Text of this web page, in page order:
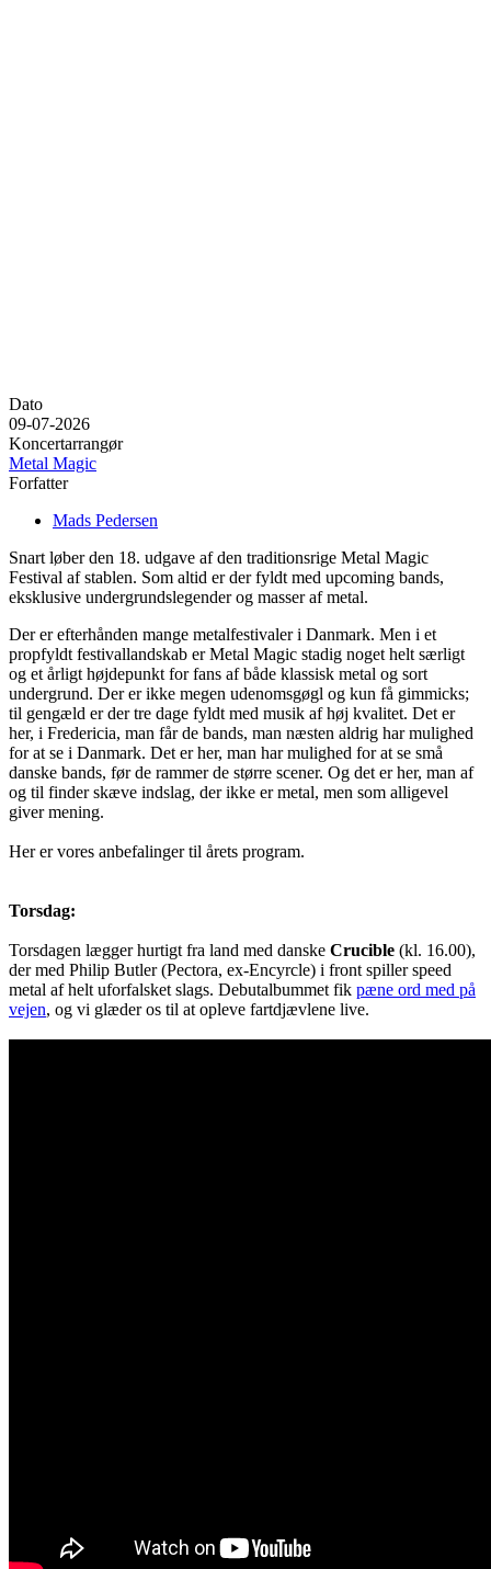
Dato
09-07-2026
Koncertarrangør
Metal Magic
Forfatter
Mads Pedersen
Snart løber den 18. udgave af den traditionsrige Metal Magic
Festival af stablen. Som altid er der fyldt med upcoming bands,
eksklusive undergrundslegender og masser af metal.
Der er efterhånden mange metalfestivaler i Danmark. Men i et
propfyldt festivallandskab er Metal Magic stadig noget helt særligt
og et årligt højdepunkt for fans af både klassisk metal og sort
undergrund. Der er ikke megen udenomsgøgl og kun få gimmicks;
til gengæld er der tre dage fyldt med musik af høj kvalitet. Det er
her, i Fredericia, man får de bands, man næsten aldrig har mulighed
for at se i Danmark. Det er her, man har mulighed for at se små
danske bands, før de rammer de større scener. Og det er her, man af
og til finder skæve indslag, der ikke er metal, men som alligevel
giver mening.
Her er vores anbefalinger til årets program.
Torsdag:
Torsdagen lægger hurtigt fra land med danske Crucible (kl. 16.00),
der med Philip Butler (Pectora, ex-Encyrcle) i front spiller speed
metal af helt uforfalsket slags. Debutalbummet fik pæne ord med på
vejen, og vi glæder os til at opleve fartdjævlene live.